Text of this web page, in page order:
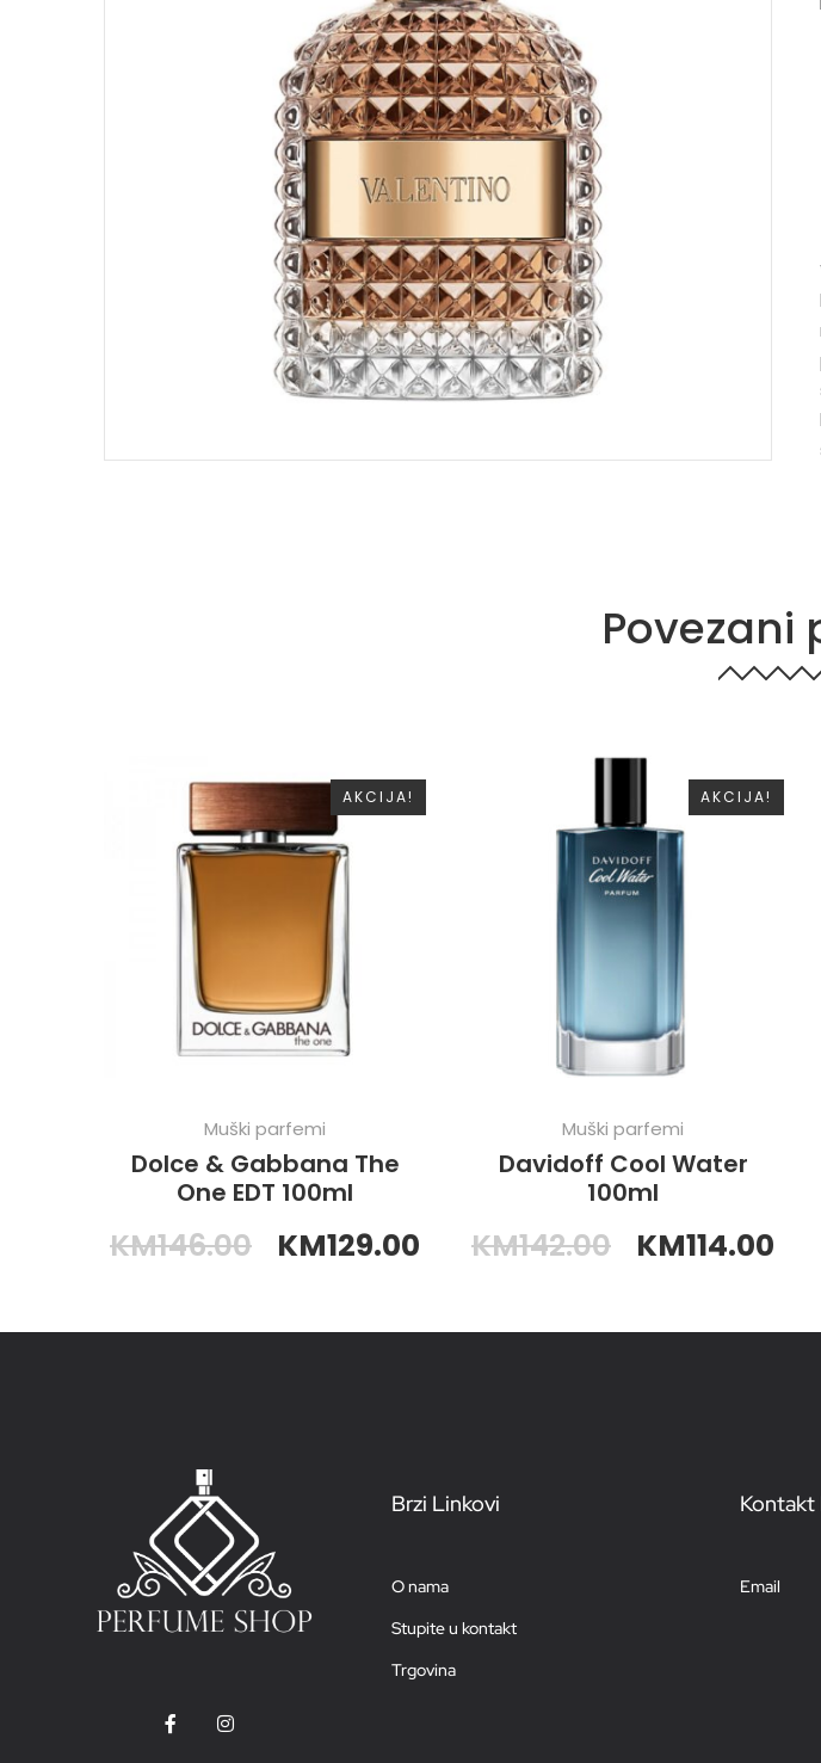
Povezani
AKCIJA!
Muški parfemi
Dolce & Gabbana The
One EDT 100ml
KM146.00 KM129.00
AKCIJA!
Muški parfemi
Davidoff Cool Water
100ml
KM142.00 KM114.00
Brzi Linkovi
O nama
Stupite u kontakt
Trgovina
Kontakt
Email